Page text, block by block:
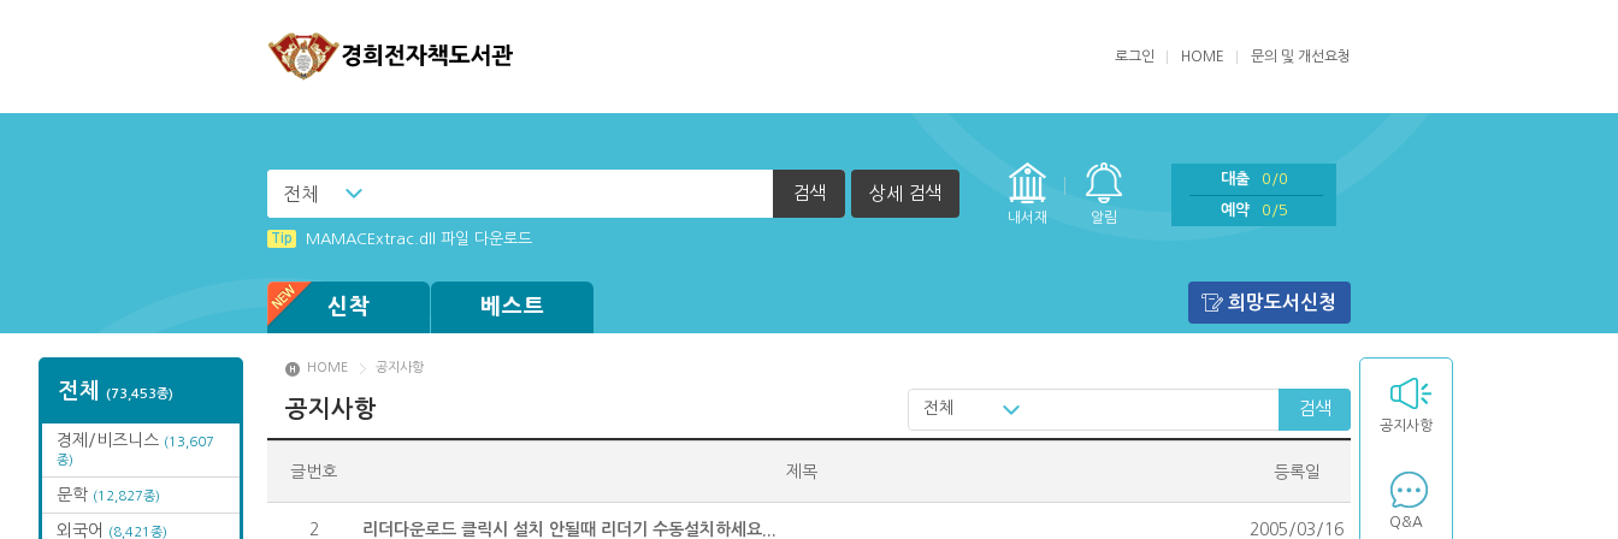
로그인 HOME 문의 및 개선요청
전체 검색 상세 검색
내서재 알림
대출
0/0
예약
0/5
Tip MAMACExtrac.dll 파일 다운로드
신착 베스트 희망도서신청
전체 (73,453종)
경제/비즈니스 (13,607
종)
문학 (12,827종)
외국어 (8,421종)
공지사항
Q&A
HOME 공지사항
공지사항 전체 검색
글번호 제목 등록일
2 리더다운로드 클릭시 설치 안될때 리더기 수동설치하세요... 2005/03/16